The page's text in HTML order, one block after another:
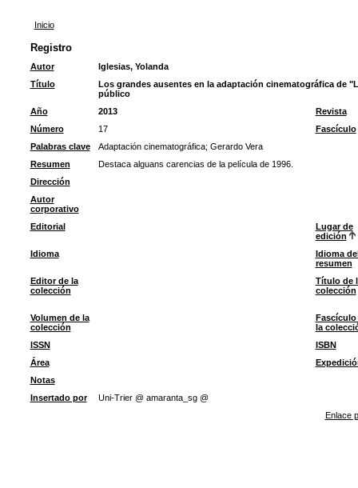
Inicio
Registro
Autor
Iglesias, Yolanda
Título
Los grandes ausentes en la adaptación cinematográfica de
público
Año
2013
Revista
Número
17
Fascículo
Palabras clave
Adaptación cinematográfica; Gerardo Vera
Resumen
Destaca alguans carencias de la película de 1996.
Dirección
Autor
corporativo
Editorial
Lugar de
edición
Idioma
Idioma
resumen
Editor de la
colección
Título de
colección
Volumen de la
colección
Fascículo
la
ISSN
ISBN
Área
Notas
Insertado por
Uni-Trier @ amaranta_sg @
Enlace